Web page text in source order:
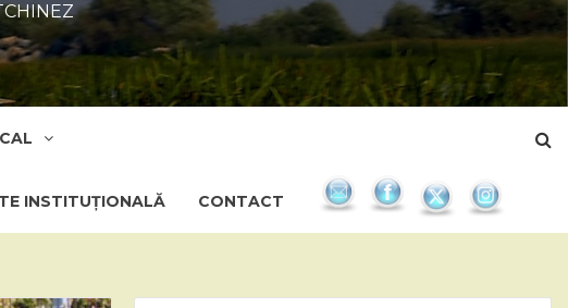
INSTITUȚIONALĂ CONTACT